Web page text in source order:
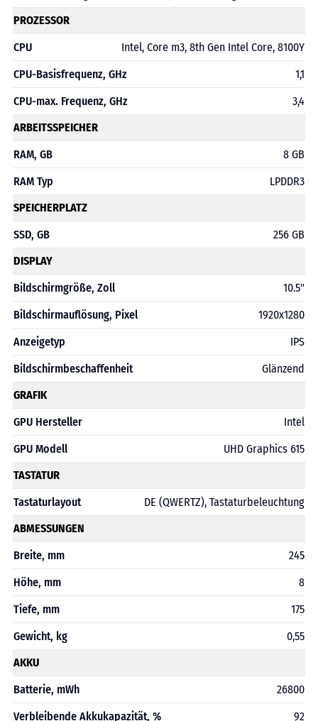
PROZESSOR
CPU
Intel, Core m3, 8th Gen Intel Core, 8100Y
CPU-Basisfrequenz, GHz
1,1
CPU-max. Frequenz, GHz
3,4
ARBEITSSPEICHER
RAM, GB
8 GB
RAM Typ
LPDDR3
SPEICHERPLATZ
SSD, GB
256 GB
DISPLAY
Bildschirmgröße, Zoll
10.5"
Bildschirmauflösung, Pixel
1920х1280
Anzeigetyp
IPS
Bildschirmbeschaffenheit
Glänzend
GRAFIK
GPU Hersteller
Intel
GPU Modell
UHD Graphics 615
TASTATUR
Tastaturlayout
DE (QWERTZ), Tastaturbeleuchtung
ABMESSUNGEN
Breite, mm
245
Höhe, mm
8
Tiefe, mm
175
Gewicht, kg
0,55
AKKU
Batterie, mWh
26800
Verbleibende Akkukapazität, %
92